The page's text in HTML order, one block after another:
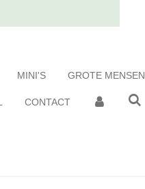
MINI'S GROTE MENSEN
CONTACT